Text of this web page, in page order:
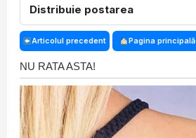
Distribuie postarea
Articolul precedent Pagina principală